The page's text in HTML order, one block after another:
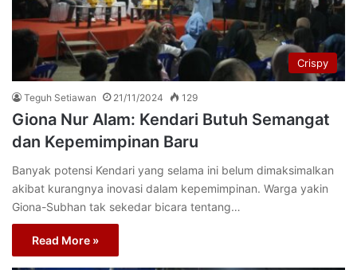
Crispy
Teguh Setiawan 21/11/2024 129
Giona Nur Alam: Kendari Butuh Semangat
dan Kepemimpinan Baru
Banyak potensi Kendari yang selama ini belum dimaksimalkan
akibat kurangnya inovasi dalam kepemimpinan. Warga yakin
Giona-Subhan tak sekedar bicara tentang…
Read More »